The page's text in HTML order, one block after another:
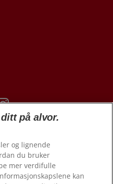
på alvor.
og lignende
du bruker
mer verdifulle
kan